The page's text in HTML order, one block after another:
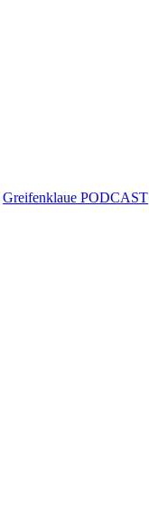
Greifenklaue PODCAST